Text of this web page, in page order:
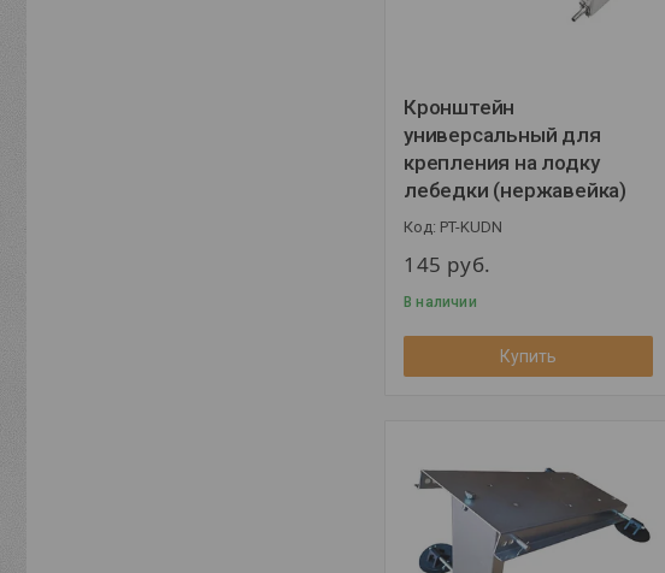
Кронштейн
универсальный для
крепления на лодку
лебедки (нержавейка)
PT-KUDN
145 руб.
В наличии
Купить